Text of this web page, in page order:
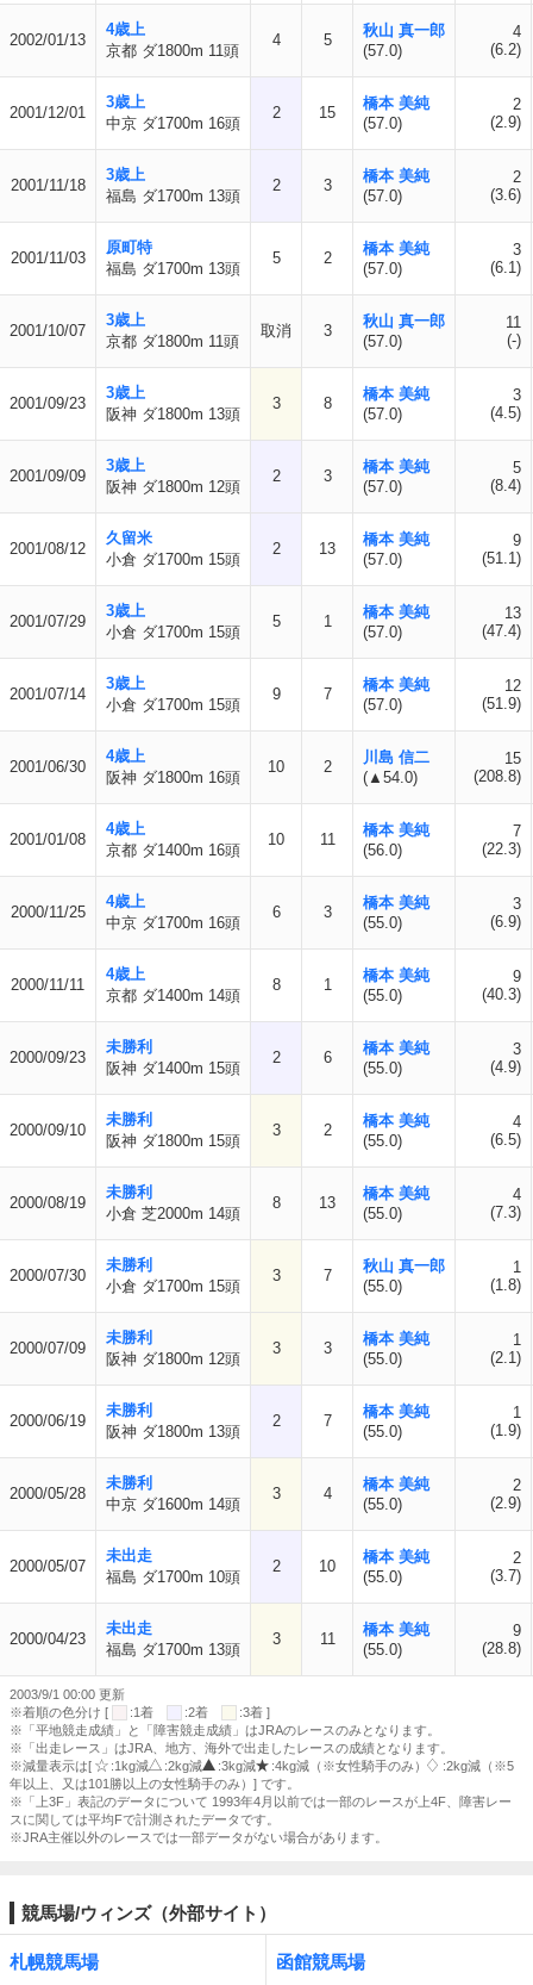
2002/01/13
4歳上
京都 ダ1800m 11頭
4 5
秋山 真一郎
(57.0)
4
(6.2)
2001/12/01
3歳上
中京 ダ1700m 16頭
2 15
橋本 美純
(57.0)
2
(2.9)
2001/11/18
3歳上
福島 ダ1700m 13頭
2 3
橋本 美純
(57.0)
2
(3.6)
2001/11/03
原町特
福島 ダ1700m 13頭
5 2
橋本 美純
(57.0)
3
(6.1)
2001/10/07
3歳上
京都 ダ1800m 11頭
取消 3
秋山 真一郎
(57.0)
11
(-)
2001/09/23
3歳上
阪神 ダ1800m 13頭
3 8
橋本 美純
(57.0)
3
(4.5)
2001/09/09
3歳上
阪神 ダ1800m 12頭
2 3
橋本 美純
(57.0)
5
(8.4)
2001/08/12
久留米
小倉 ダ1700m 15頭
2 13
橋本 美純
(57.0)
9
(51.1)
2001/07/29
3歳上
小倉 ダ1700m 15頭
5 1
橋本 美純
(57.0)
13
(47.4)
2001/07/14
3歳上
小倉 ダ1700m 15頭
9 7
橋本 美純
(57.0)
12
(51.9)
2001/06/30
4歳上
阪神 ダ1800m 16頭
10 2
川島 信二
(▲54.0)
15
(208.8)
2001/01/08
4歳上
京都 ダ1400m 16頭
10 11
橋本 美純
(56.0)
7
(22.3)
2000/11/25
4歳上
中京 ダ1700m 16頭
6 3
橋本 美純
(55.0)
3
(6.9)
2000/11/11
4歳上
京都 ダ1400m 14頭
8 1
橋本 美純
(55.0)
9
(40.3)
2000/09/23
未勝利
阪神 ダ1400m 15頭
2 6
橋本 美純
(55.0)
3
(4.9)
2000/09/10
未勝利
阪神 ダ1800m 15頭
3 2
橋本 美純
(55.0)
4
(6.5)
2000/08/19
未勝利
小倉 芝2000m 14頭
8 13
橋本 美純
(55.0)
4
(7.3)
2000/07/30
未勝利
小倉 ダ1700m 15頭
3 7
秋山 真一郎
(55.0)
1
(1.8)
2000/07/09
未勝利
阪神 ダ1800m 12頭
3 3
橋本 美純
(55.0)
1
(2.1)
2000/06/19
未勝利
阪神 ダ1800m 13頭
2 7
橋本 美純
(55.0)
1
(1.9)
2000/05/28
未勝利
中京 ダ1600m 14頭
3 4
橋本 美純
(55.0)
2
(2.9)
2000/05/07
未出走
福島 ダ1700m 10頭
2 10
橋本 美純
(55.0)
2
(3.7)
2000/04/23
未出走
福島 ダ1700m 13頭
3 11
橋本 美純
(55.0)
9
(28.8)
2003/9/1 00:00 更新
※着順の色分け [
:1着 :2着
:3着 ]
※「平地競走成績」と「障害競走成績」はJRAのレースのみとなります。
※「出走レース」はJRA、地方、海外で出走したレースの成績となります。
※減量表示は[
:1kg減 :2kg減 :3kg減 :4kg減（※女性騎手のみ）
:2kg減（※5
年以上、又は101勝以上の女性騎手のみ）] です。
※「上3F」表記のデータについて 1993年4月以前では一部のレースが上4F、障害レー
スに関しては平均Fで計測されたデータです。
※JRA主催以外のレースでは一部データがない場合があります。
競馬場/ウィンズ（外部サイト）
札幌競馬場 函館競馬場